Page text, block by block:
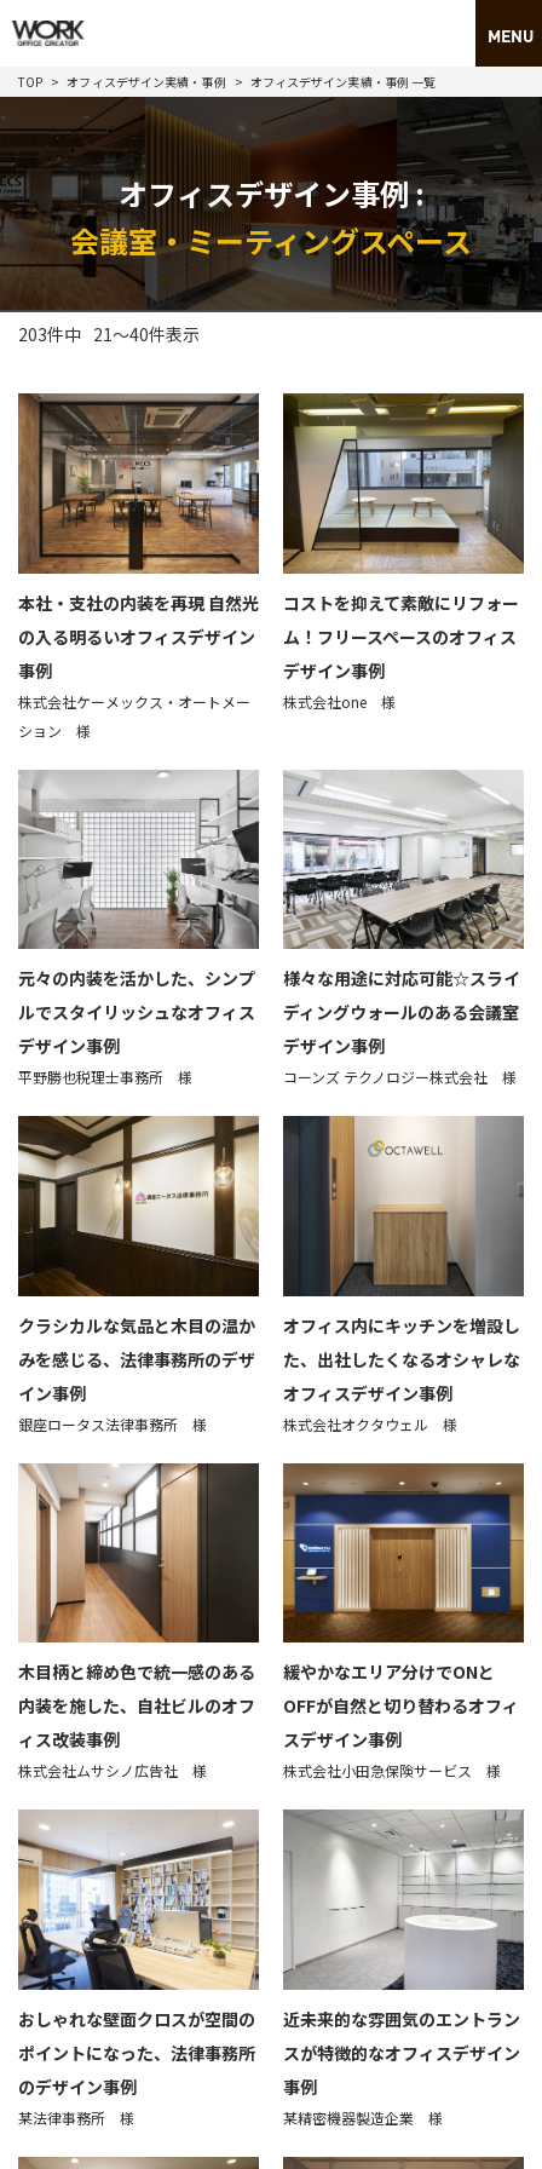
TOP オフィスデザイン実績・事例 オフィスデザイン実績・事例 一覧
オフィスデザイン事例 :
会議室・ミーティングスペース
203件中 21～40件表示
本社・支社の内装を再現 自然光
の入る明るいオフィスデザイン
事例
株式会社ケーメックス・オートメー
ション 様
コストを抑えて素敵にリフォー
ム！フリースペースのオフィス
デザイン事例
株式会社one 様
元々の内装を活かした、シンプ
ルでスタイリッシュなオフィス
デザイン事例
平野勝也税理士事務所 様
様々な用途に対応可能☆スライ
ディングウォールのある会議室
デザイン事例
コーンズ テクノロジー株式会社 様
クラシカルな気品と木目の温か
みを感じる、法律事務所のデザ
イン事例
銀座ロータス法律事務所 様
オフィス内にキッチンを増設し
た、出社したくなるオシャレな
オフィスデザイン事例
株式会社オクタウェル 様
木目柄と締め色で統一感のある
内装を施した、自社ビルのオフ
ィス改装事例
株式会社ムサシノ広告社 様
緩やかなエリア分けでONと
OFFが自然と切り替わるオフィ
スデザイン事例
株式会社小田急保険サービス 様
おしゃれな壁面クロスが空間の
ポイントになった、法律事務所
のデザイン事例
某法律事務所 様
近未来的な雰囲気のエントラン
スが特徴的なオフィスデザイン
事例
某精密機器製造企業 様